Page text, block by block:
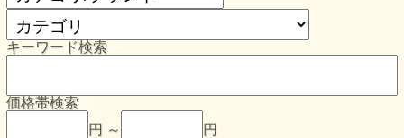
キーワード検索
価格帯検索
円 ～
円